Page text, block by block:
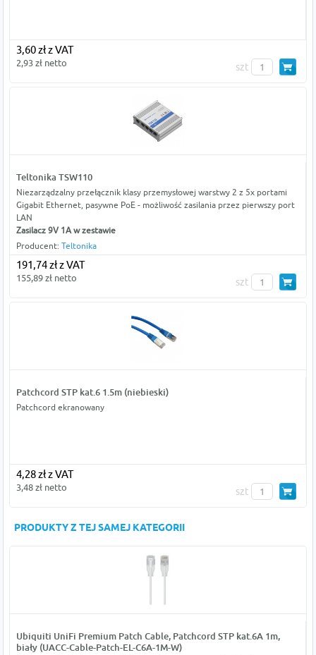
3,60 zł z VAT
2,93 zł netto szt
Teltonika TSW110
Niezarządzalny przełącznik klasy przemysłowej warstwy 2 z 5x portami
Gigabit Ethernet, pasywne PoE - możliwość zasilania przez pierwszy port
LAN
Zasilacz 9V 1A w zestawie
Producent: Teltonika
191,74 zł z VAT
155,89 zł netto szt
Patchcord STP kat.6 1.5m (niebieski)
Patchcord ekranowany
4,28 zł z VAT
3,48 zł netto szt
PRODUKTY Z TEJ SAMEJ KATEGORII
Ubiquiti UniFi Premium Patch Cable, Patchcord STP kat.6A 1m,
biały (UACC-Cable-Patch-EL-C6A-1M-W)